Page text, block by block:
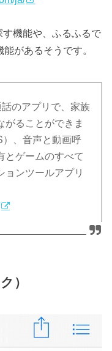
機能や、ふるふるで
があるそうです。
のアプリで、家族
がることができま
、音声と動画呼
とゲームのすべて
ョンツールアプリ
）